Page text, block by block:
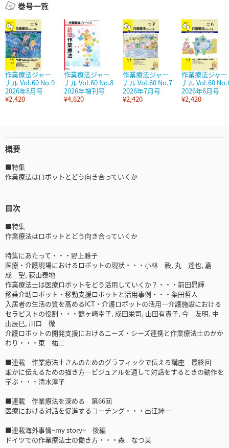
巻号一覧
作業療法ジャー
ナル Vol.60 No.9
2026年8月号
¥2,420
作業療法ジャー
ナル Vol.60 No.8
2026年増刊号
¥4,620
作業療法ジャー
ナル Vol.60 No.7
2026年7月号
¥2,420
作業療法ジャー
ナル Vol.60
2026年6月号
¥2,420
概要
■特集
作業療法はロボットとどう向き合っていくか
目次
■特集
作業療法はロボットとどう向き合っていくか
特集にあたって・・・野上雅子
医療・介護現場におけるロボットの現状・・・小林 毅, 丸 達也, 嘉
成 望, 荻山泰地
作業療法士は医療ロボットをどう活用していくか？・・・前田昴輝
移乗介助ロボット・移動支援ロボットと活用事例・・・粂田哲人
入居者の生活の質を高めるICT・介護ロボットの活用―介護施設における
セラピストの役割・・・鶴ヶ崎幸子, 成田栄司, 山田有貴子, 今 友明, 中
山辰巳, 川口 徹
介護ロボットの開発支援におけるニーズ・シーズ連携と作業療法士のかか
わり・・・東 祐二
■連載 作業療法士さんのためのグラフィックで伝える講座 最終回
誰かに伝えるための描き方―ビジュアルを通して対話をするときの動作を
学ぶ・・・清水淳子
■連載 作業療法を深める 第66回
医療における対話を促進するコーチング・・・出江紳一
■連載海外事情~my story~ 後編
ドイツでの作業療法士の働き方・・・森 なつ美